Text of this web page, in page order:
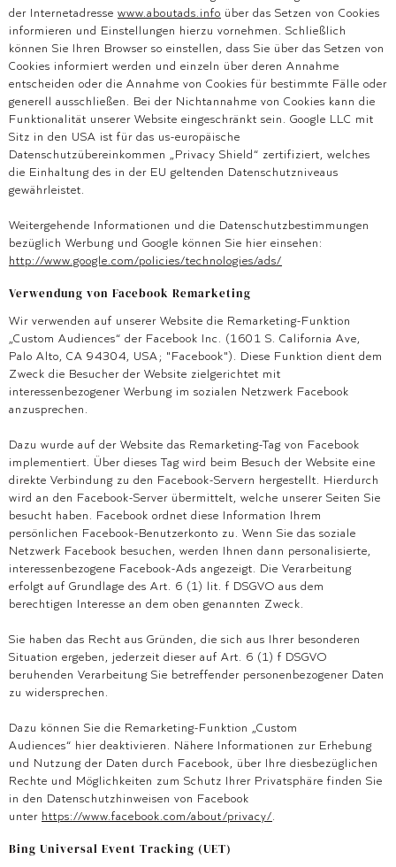
der Internetadresse www.aboutads.info über das Setzen von Cookies
informieren und Einstellungen hierzu vornehmen. Schließlich
können Sie Ihren Browser so einstellen, dass Sie über das Setzen von
Cookies informiert werden und einzeln über deren Annahme
entscheiden oder die Annahme von Cookies für bestimmte Fälle oder
generell ausschließen. Bei der Nichtannahme von Cookies kann die
Funktionalität unserer Website eingeschränkt sein. Google LLC mit
Sitz in den USA ist für das us-europäische
Datenschutzübereinkommen „Privacy Shield“ zertifiziert, welches
die Einhaltung des in der EU geltenden Datenschutzniveaus
gewährleistet.
Weitergehende Informationen und die Datenschutzbestimmungen
bezüglich Werbung und Google können Sie hier einsehen:
http://www.google.com/policies/technologies/ads/
Verwendung von Facebook Remarketing
Wir verwenden auf unserer Website die Remarketing-Funktion
„Custom Audiences“ der Facebook Inc. (1601 S. California Ave,
Palo Alto, CA 94304, USA; "Facebook"). Diese Funktion dient dem
Zweck die Besucher der Website zielgerichtet mit
interessenbezogener Werbung im sozialen Netzwerk Facebook
anzusprechen.
Dazu wurde auf der Website das Remarketing-Tag von Facebook
implementiert. Über dieses Tag wird beim Besuch der Website eine
direkte Verbindung zu den Facebook-Servern hergestellt. Hierdurch
wird an den Facebook-Server übermittelt, welche unserer Seiten Sie
besucht haben. Facebook ordnet diese Information Ihrem
persönlichen Facebook-Benutzerkonto zu. Wenn Sie das soziale
Netzwerk Facebook besuchen, werden Ihnen dann personalisierte,
interessenbezogene Facebook-Ads angezeigt. Die Verarbeitung
erfolgt auf Grundlage des Art. 6 (1) lit. f DSGVO aus dem
berechtigen Interesse an dem oben genannten Zweck.
Sie haben das Recht aus Gründen, die sich aus Ihrer besonderen
Situation ergeben, jederzeit dieser auf Art. 6 (1) f DSGVO
beruhenden Verarbeitung Sie betreffender personenbezogener Daten
zu widersprechen.
Dazu können Sie die Remarketing-Funktion „Custom
Audiences“ hier deaktivieren. Nähere Informationen zur Erhebung
und Nutzung der Daten durch Facebook, über Ihre diesbezüglichen
Rechte und Möglichkeiten zum Schutz Ihrer Privatsphäre finden Sie
in den Datenschutzhinweisen von Facebook
unter https://www.facebook.com/about/privacy/
Bing Universal Event Tracking (UET)